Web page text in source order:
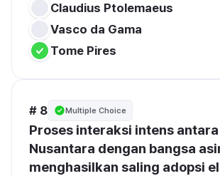
Claudius Ptolemaeus
Vasco da Gama
Tome Pires
# 8 Multiple Choice
Proses interaksi intens
Nusantara dengan bangsa
menghasilkan saling adopsi